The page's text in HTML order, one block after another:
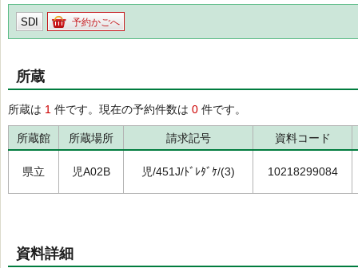
SDI 予約かごへ
所蔵
所蔵は 1 件です。現在の予約件数は 0 件です。
所蔵館 所蔵場所 請求記号 資料コード
県立 児A02B 児/451J/ﾄﾞﾚﾀﾞｹ/(3) 10218299084
資料詳細